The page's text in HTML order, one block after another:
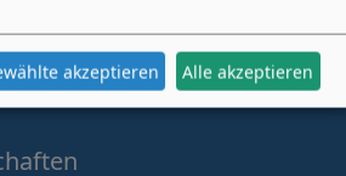
akzeptieren Alle akzeptieren